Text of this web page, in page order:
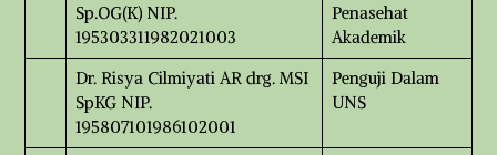
Sp.OG(K) NIP.
195303311982021003
Penasehat
Akademik
Dr. Risya Cilmiyati AR drg. MSI
SpKG NIP.
195807101986102001
Penguji Dalam
UNS